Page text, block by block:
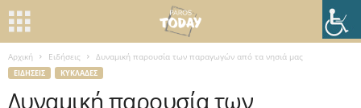
Αρχική Ειδήσεις Δυναμική παρουσία των παραγωγών από τα νησιά μας
ΕΙΔΉΣΕΙΣ ΚΥΚΛΆΔΕΣ
Δυναμική παρουσία των